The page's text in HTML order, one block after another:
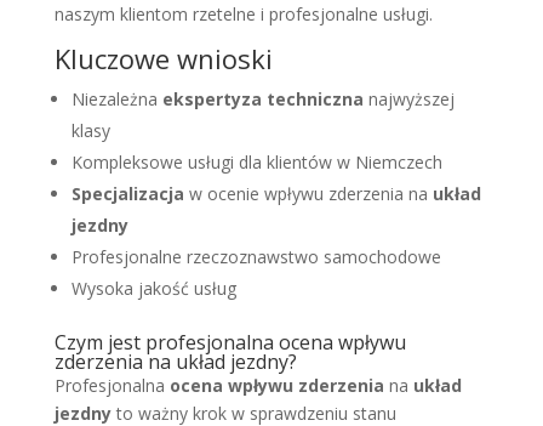
naszym klientom rzetelne i profesjonalne usługi.
Kluczowe wnioski
Niezależna ekspertyza techniczna najwyższej
klasy
Kompleksowe usługi dla klientów w Niemczech
Specjalizacja w ocenie wpływu zderzenia na układ
jezdny
Profesjonalne rzeczoznawstwo samochodowe
Wysoka jakość usług
Czym jest profesjonalna ocena wpływu
zderzenia na układ jezdny?
Profesjonalna ocena wpływu zderzenia na układ
jezdnyto ważny krok w sprawdzeniu stanu